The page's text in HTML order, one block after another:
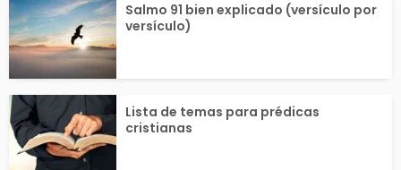
Salmo 91 bien explicado (versículo por
versículo)
Lista de temas para prédicas
cristianas